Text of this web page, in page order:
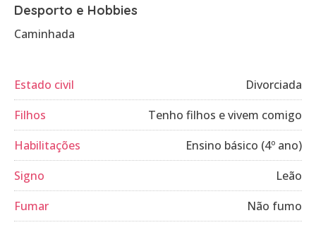
Desporto e Hobbies
Caminhada
Estado civil
Divorciada
Filhos
Tenho filhos e vivem comigo
Habilitações
Ensino básico (4º ano)
Signo
Leão
Fumar
Não fumo